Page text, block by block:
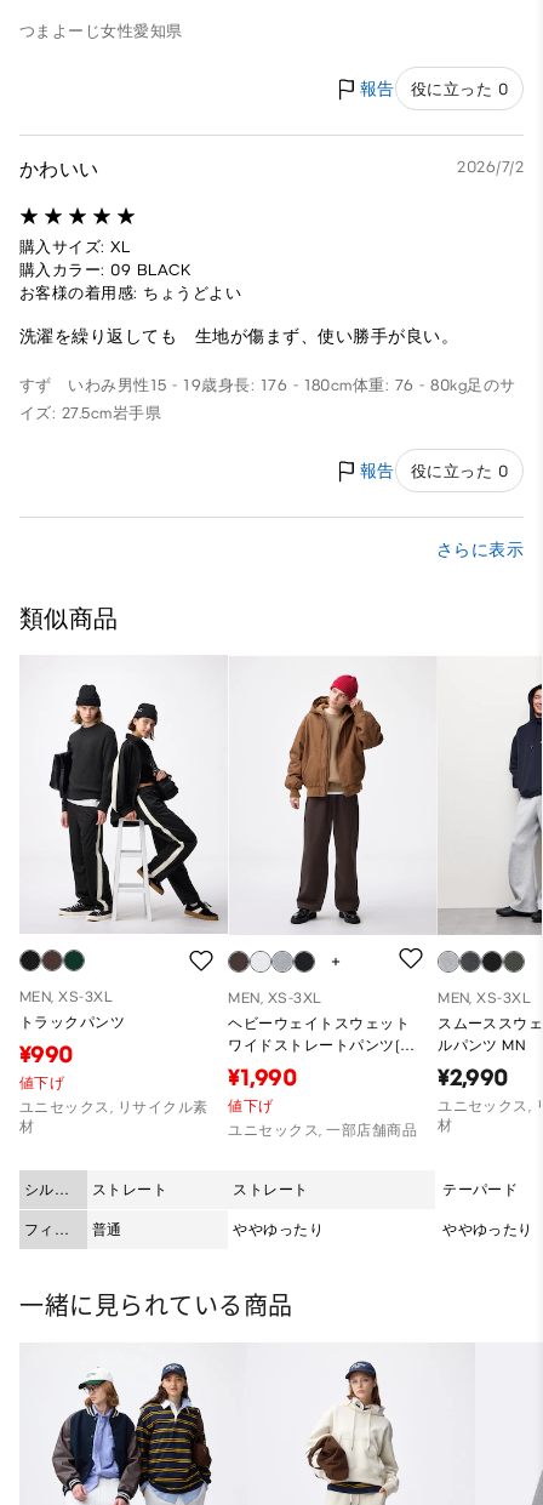
つまよーじ女性愛知県
報告 役に立った 0
かわいい 2026/7/2
購入サイズ: XL
購入カラー: 09 BLACK
お客様の着用感: ちょうどよい
洗濯を繰り返しても 生地が傷まず、使い勝手が良い。
すず いわみ男性 15 - 19歳身長: 176 - 180cm体重: 76 - 80kg足のサ
イズ: 27.5cm岩手県
報告 役に立った 0
さらに表示
類似商品
MEN, XS-3XL
トラックパンツ
¥990
値下げ
ユニセックス, リサイクル素
材
シルエ
ット
ストレート
フィッ
ト
普通
MEN, XS-3XL
ヘビーウェイトスウェット
ワイドストレートパンツ(丈
標準69.0～73.0cm)
¥1,990
値下げ
ユニセックス, 一部店舗商品
ストレート
ややゆったり
MEN, XS-3XL
スムーススウ
ルパンツ MN
¥2,990
ユニセックス,
材
テーパード
ややゆったり
一緒に見られている商品